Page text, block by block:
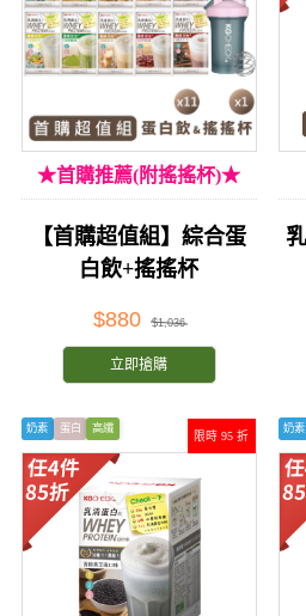
★首購推薦(附搖搖杯)★
【首購超值組】綜合蛋
白飲+搖搖杯
$880 $1,036
立即搶購
限時 95 折
奶素 蛋白 高纖 奶素